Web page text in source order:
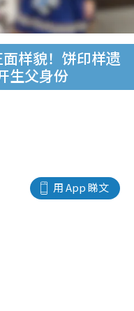
样貌！饼印样遗
生父身份
用 App 睇文